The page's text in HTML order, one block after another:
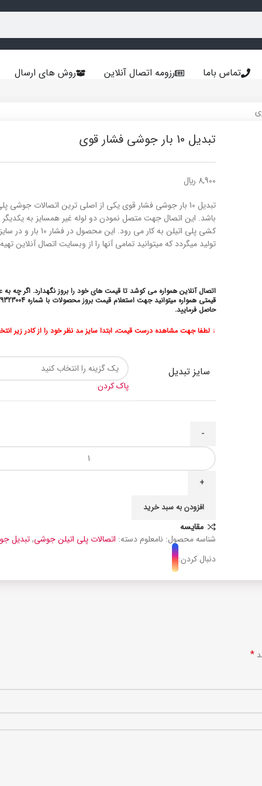
تماس باما رزومه اتصال آنلاین روش های ارسال
تبدیل 10 بار جوشی فشار قوی
8,900 ﷼
تبدیل 10 بار جوشی فشار قوی یکی از اصلی ترین اتصالات جوشی
باشد. این اتصال جهت متصل نمودن دو لوله غیر همسایز به
کشی پلی اتیلن به کار می رود. این
تولید میگردد که میتوانید تمامی آنها را از وبسایت اتصال آنلاین
اتصال آنلاین همواره می کوشد تا قیمت های خود را بروز نگهدارد. اگر چه
حاصل فرمایید.
↓لطفا جهت مشاهده درست قیمت، ابتدا سایز مد نظر خود را از کادر زیر
سایز تبدیل
پاک کردن
افزودن به سبد خرید
مقایسه
شناسه محصول: نامعلومدسته: اتصالات پلی اتیلن جوشی,تبدیل
دنبال کردن:
*